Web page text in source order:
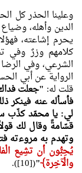
وعلينا الحذر كل
الدين وأهله،
يحرم إشاعته،
كلامهم وزرٌ وفي
الشرعي، وفي
الرواية عن أبي
قلت له: "جعلت
فأسأله عنه فينكر
لي: يا محمّد كذّب
قسّامةً وقال لك
وتهدم به مروءته
يُحِبُّون أن تشِيع
والْآخِرة﴾"
([10]).